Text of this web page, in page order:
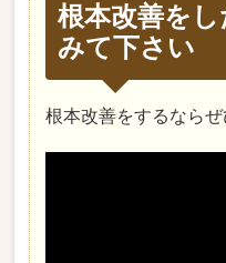
根本改善を
みて下さい
根本改善をするなら